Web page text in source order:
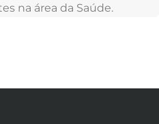
na área da Saúde.